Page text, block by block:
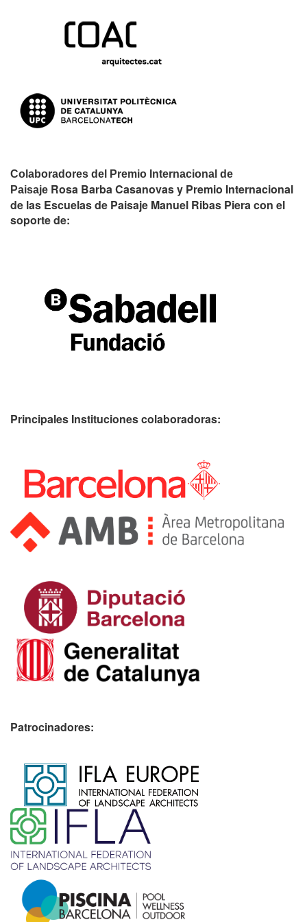
Colaboradores del Premio Internacional de
Paisaje Rosa Barba Casanovas y Premio Internacional
de las Escuelas de Paisaje Manuel Ribas Piera con el
soporte de:
Principales Instituciones colaboradoras:
Patrocinadores: